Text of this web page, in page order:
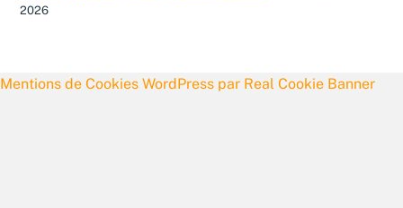
2026
Mentions de Cookies WordPress par Real Cookie Banner